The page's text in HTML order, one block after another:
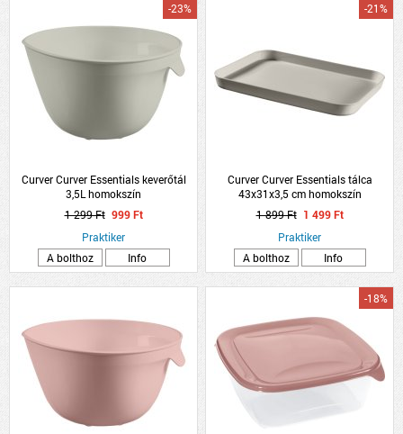
Curver Curver Essentials keverőtál
3,5L homokszín
-23%
1 299 Ft 999 Ft
Praktiker
A bolthoz
Info
Curver Curver Essentials tálca
43x31x3,5 cm homokszín
-21%
1 899 Ft 1 499 Ft
Praktiker
A bolthoz
Info
-18%